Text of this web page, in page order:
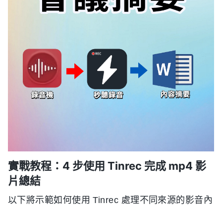
實戰教程：4 步使用 Tinrec 完成 mp4 影
片總結
以下將示範如何使用 Tinrec 處理不同來源的影音內